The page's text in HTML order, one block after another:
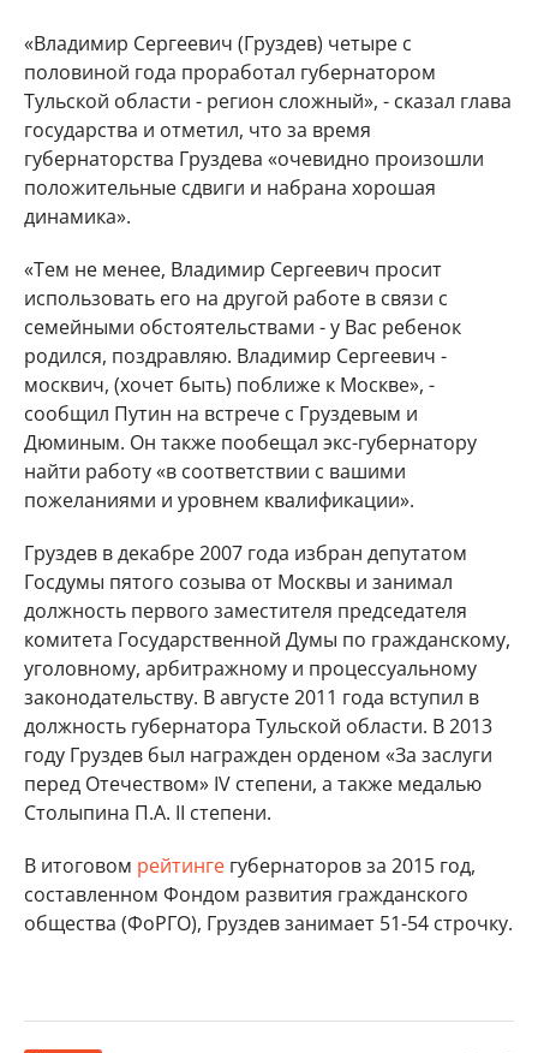
«Владимир Сергеевич (Груздев) четыре с
половиной года проработал губернатором
Тульской области - регион сложный», - сказал глава
государства и отметил, что за время
губернаторства Груздева «очевидно произошли
положительные сдвиги и набрана хорошая
динамика».
«Тем не менее, Владимир Сергеевич просит
использовать его на другой работе в связи с
семейными обстоятельствами - у Вас ребенок
родился, поздравляю. Владимир Сергеевич -
москвич, (хочет быть) поближе к Москве», -
сообщил Путин на встрече с Груздевым и
Дюминым. Он также пообещал экс-губернатору
найти работу «в соответствии с вашими
пожеланиями и уровнем квалификации».
Груздев в декабре 2007 года избран депутатом
Госдумы пятого созыва от Москвы и занимал
должность первого заместителя председателя
комитета Государственной Думы по гражданскому,
уголовному, арбитражному и процессуальному
законодательству. В августе 2011 года вступил в
должность губернатора Тульской области. В 2013
году Груздев был награжден орденом «За заслуги
перед Отечеством» IV степени, а также медалью
Столыпина П.А. II степени.
В итоговом рейтинге губернаторов за 2015 год,
составленном Фондом развития гражданского
общества (ФоРГО), Груздев занимает 51-54 строчку.